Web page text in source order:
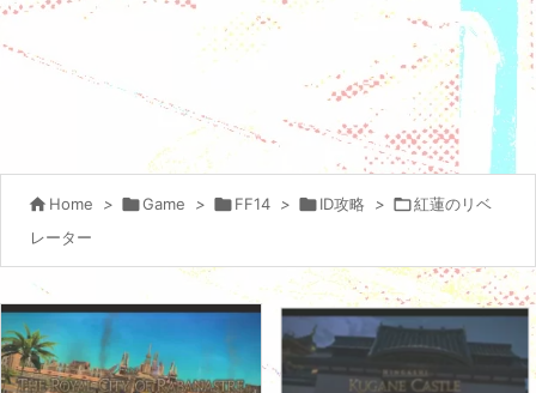
 Home > Game > FF14 > ID攻略 > 紅蓮のリベ
レーター